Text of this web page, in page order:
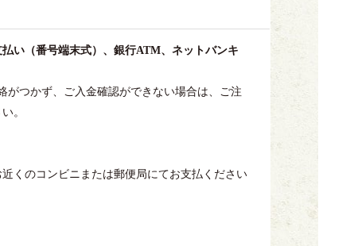
い（番号端末式）、銀行ATM、ネットバンキ
がつかず、ご入金確認ができない場合は、ご注
。
くのコンビニまたは郵便局にてお支払ください